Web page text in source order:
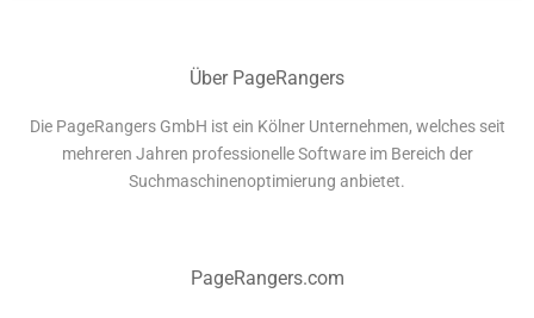
Über PageRangers
Die PageRangers GmbH ist ein Kölner Unternehmen, welches seit
mehreren Jahren professionelle Software im Bereich der
Suchmaschinenoptimierung anbietet.
PageRangers.com